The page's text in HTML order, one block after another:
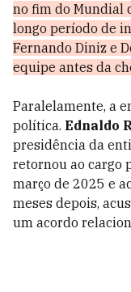
no fim do Mundial
longo período de
Fernando Diniz e
equipe antes da
Paralelamente, a
política. Ednaldo
presidência da
retornou ao cargo
março de 2025 e
meses depois,
um acordo